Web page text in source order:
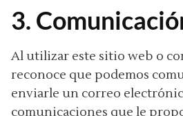
3.
Al utilizar este sitio web o
reconoce que podemos
enviarle un correo
comunicaciones que le